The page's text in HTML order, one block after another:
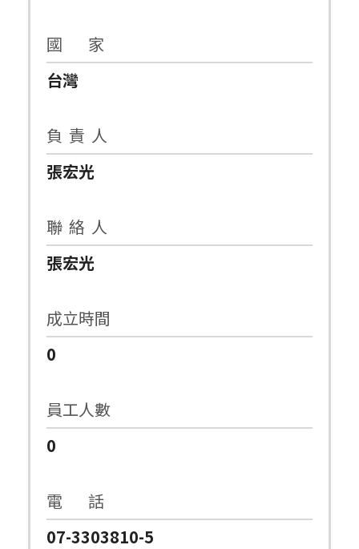
國 家
台灣
負 責 人
張宏光
聯 絡 人
張宏光
成立時間
0
員工人數
0
電 話
07-3303810-5